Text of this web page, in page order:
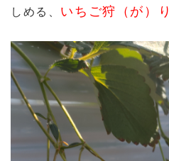
しめる、 いちご狩（が）り